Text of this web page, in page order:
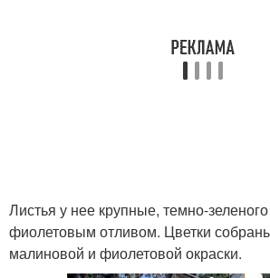
Листья у нее крупные, темно-
фиолетовым отливом. Цветки
малиновой и фиолетовой окраски.